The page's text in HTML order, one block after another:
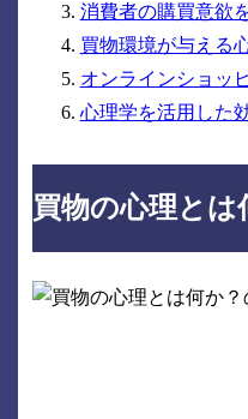
消費者の購買意欲
買物環境が与える
オンラインショッ
心理学を活用した
買物の心理とは